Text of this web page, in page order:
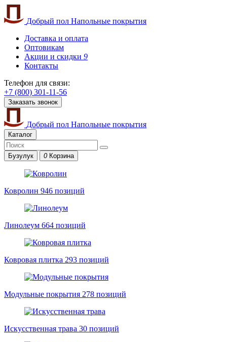
Добрый пол Напольные покрытия
Доставка и оплата
Оптовикам
Акции и скидки 9
Контакты
Телефон для связи:
+7 (800) 301-11-56
Заказать звонок
Добрый пол Напольные покрытия
Каталог
Бузулук 0 Корзина
Ковролин 946 позиций
Линолеум 664 позиций
Ковровая плитка 293 позиций
Модульные покрытия 278 позиций
Искусственная трава 30 позиций